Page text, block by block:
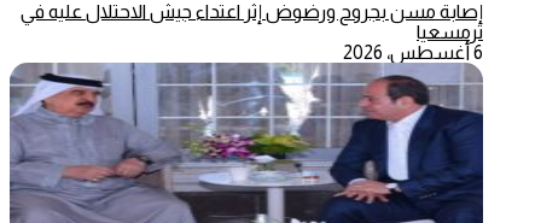
إصابة مسن بجروح ورضوض إثر اعتداء جيش الاحتلال عليه في
ترمسعيا
6 أغسطس، 2026